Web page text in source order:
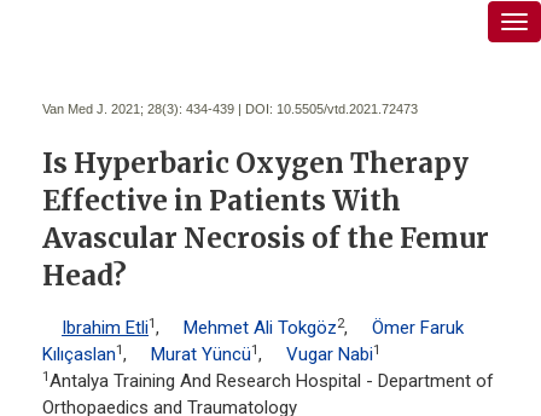
Van Med J. 2021; 28(3): 434-439 | DOI: 10.5505/vtd.2021.72473
Is Hyperbaric Oxygen Therapy
Effective in Patients With
Avascular Necrosis of the Femur
Head?
Ibrahim Etli1, Mehmet Ali Tokgöz2,
Ömer Faruk
Kılıçaslan1, Murat Yüncü1, Vugar Nabi1
1Antalya Training And Research Hospital - Department of
Orthopaedics and Traumatology